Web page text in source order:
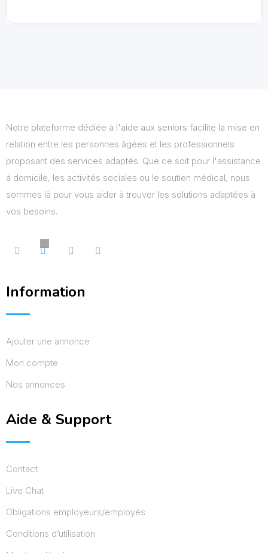
Notre plateforme dédiée à l'aide aux seniors facilite la mise en
relation entre les personnes âgées et les professionnels
proposant des services adaptés. Que ce soit pour l'assistance
à domicile, les activités sociales ou le soutien médical, nous
sommes là pour vous aider à trouver les solutions adaptées à
vos besoins.
Information
Ajouter une annonce
Mon compte
Nos annonces
Aide & Support
Contact
Live Chat
Obligations employeurs/employés
Conditions d’utilisation